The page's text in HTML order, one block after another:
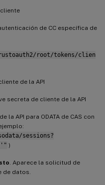
,
.SelectRows(Source , each
de CC específica de
root/tokens/clien
de la API
secreta de cliente de la API
la API para ODATA de CAS con
sessions?
)
. Aparece la solicitud de
de datos.